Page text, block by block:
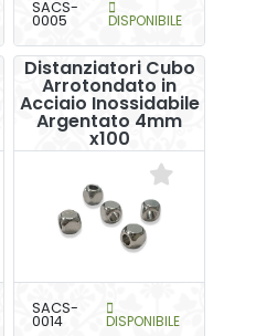
SACS-
0005 DISPONIBILE
Distanziatori Cubo
Arrotondato in
Acciaio Inossidabile
Argentato 4mm
x100
SACS-
0014 DISPONIBILE